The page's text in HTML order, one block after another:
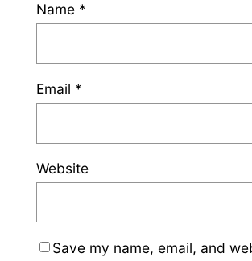
Name *
Email *
Website
Save my name, email, and